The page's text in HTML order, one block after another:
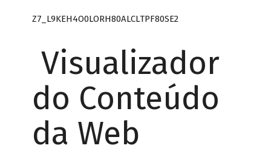
Z7_L9KEH4O0LORH80ALCLTPF80SE2
Visualizador
do Conteúdo
da Web